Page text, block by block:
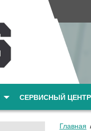
СЕРВИСНЫЙ ЦЕНТР
Главная